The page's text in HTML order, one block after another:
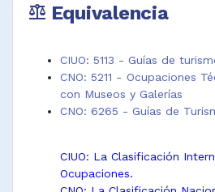
balance Equivalencia
CIUO: 5113 - Guías de
CNO: 5211 - Ocupaciones
con Museos y Galerías
CNO: 6265 - Guías de
CIUO: La Clasificación
Ocupaciones.